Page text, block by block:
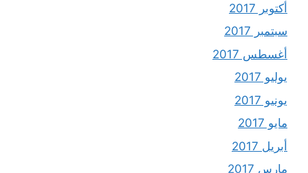
أكتوبر 2017
سبتمبر 2017
أغسطس 2017
يوليو 2017
يونيو 2017
مايو 2017
أبريل 2017
مارس 2017